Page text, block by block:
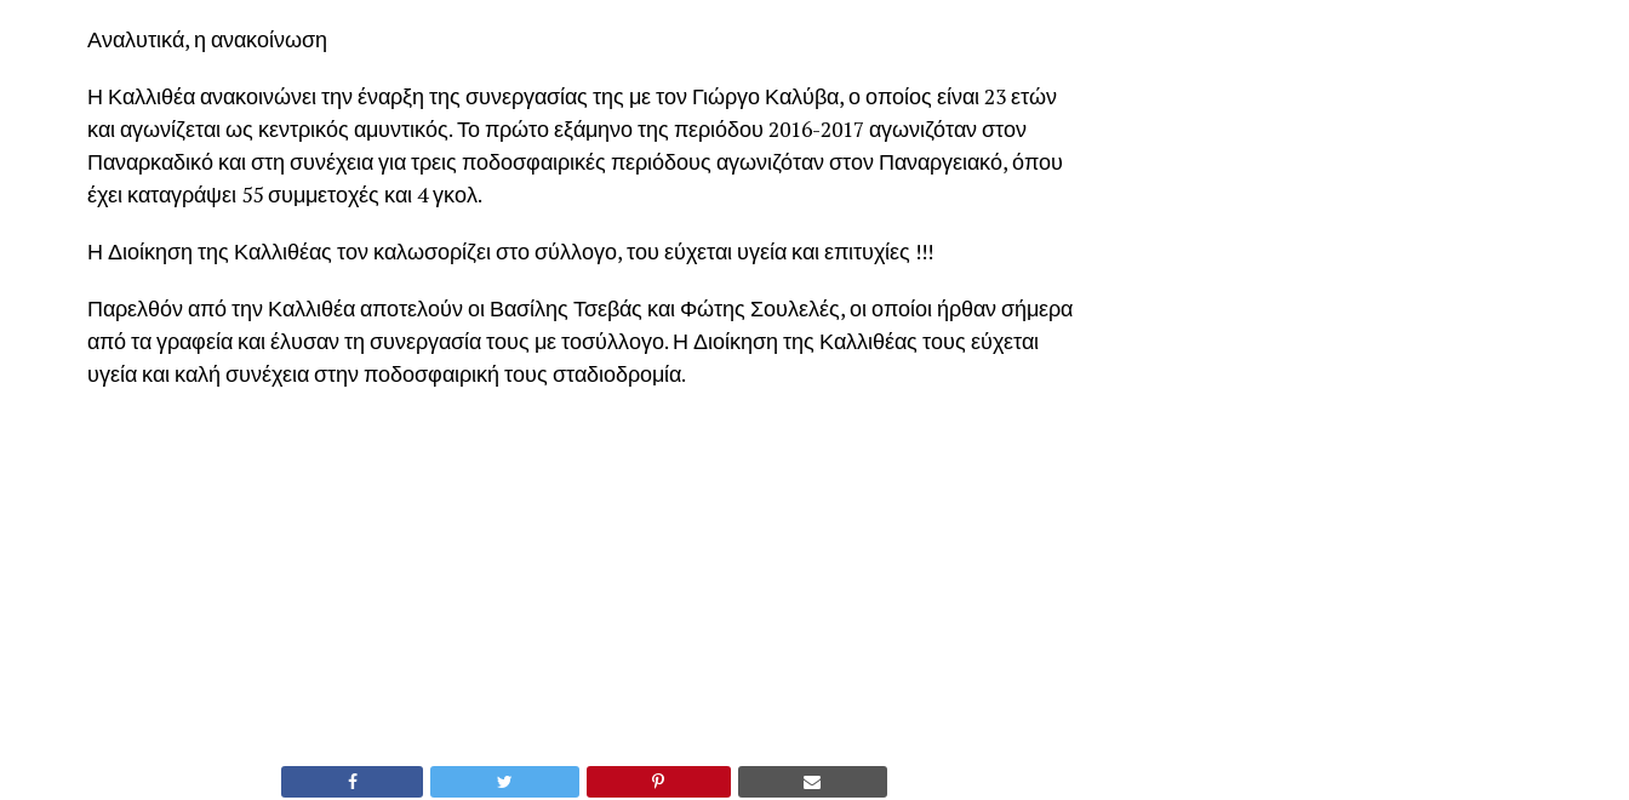
Αναλυτικά, η ανακοίνωση
​Η Καλλιθέα ανακοινώνει την έναρξη της συνεργασίας της με τον Γιώργο Καλύβα, ο οποίος είναι 23 ετών
και αγωνίζεται ως κεντρικός αμυντικός. Το πρώτο εξάμηνο της περιόδου 2016-2017 αγωνιζόταν στον
Παναρκαδικό και στη συνέχεια για τρεις ποδοσφαιρικές περιόδους αγωνιζόταν στον Παναργειακό, όπου
έχει καταγράψει 55 συμμετοχές και 4 γκολ.
Η Διοίκηση της Καλλιθέας τον καλωσορίζει στο σύλλογο, του εύχεται υγεία και επιτυχίες !!!
Παρελθόν από την Καλλιθέα αποτελούν οι Βασίλης Τσεβάς και Φώτης Σουλελές, οι οποίοι ήρθαν σήμερα
από τα γραφεία και έλυσαν τη συνεργασία τους με τοσύλλογο. Η Διοίκηση της Καλλιθέας τους εύχεται
υγεία και καλή συνέχεια στην ποδοσφαιρική τους σταδιοδρομία.